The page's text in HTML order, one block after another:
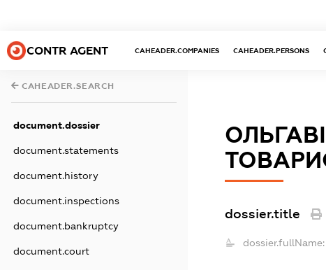
CONTR AGENT CAHEADER.COMPANIES CAHEADER.PERSONS
CAHEADER.SEARCH
document.dossier
document.statements
document.history
document.inspections
document.bankruptcy
document.court
dossier.title
dossier.fullName: